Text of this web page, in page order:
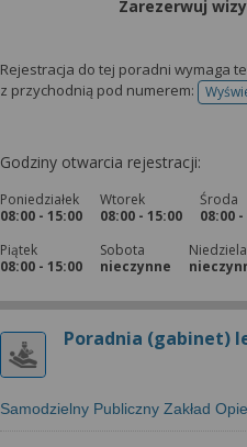
Zarezerwuj
Rejestracja do tej poradni wymaga
z przychodnią pod numerem:
Godziny otwarcia rejestracji:
Poniedziałek
08:00 - 15:00
Wtorek
08:00 - 15:00
Środa
08:00
Piątek
08:00 - 15:00
Sobota
nieczynne
Niedziela
Poradnia (gabinet)
Samodzielny Publiczny Zakład